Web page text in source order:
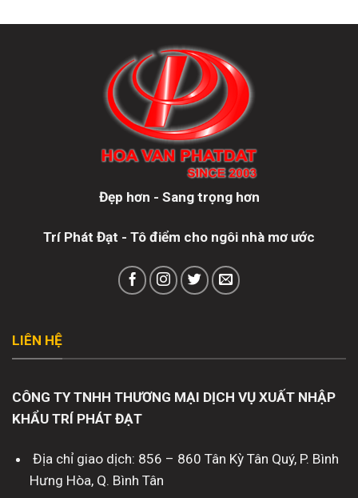
Đẹp hơn - Sang trọng hơn
Trí Phát Đạt - Tô điểm cho ngôi nhà mơ ước
LIÊN HỆ
CÔNG TY TNHH THƯƠNG MẠI DỊCH VỤ XUẤT NHẬP
KHẨU TRÍ PHÁT ĐẠT
Địa chỉ giao dịch: 856 – 860 Tân Kỳ Tân Quý, P. Bình
Hưng Hòa, Q. Bình Tân